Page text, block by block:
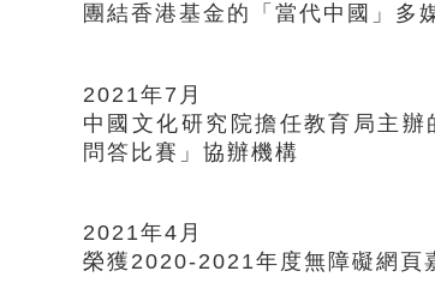
團結香港基金的「當代中國」多
2021年7月
中國文化研究院擔任教育局主
問答比賽」協辦機構
2021年4月
榮獲2020-2021年度無障礙網頁